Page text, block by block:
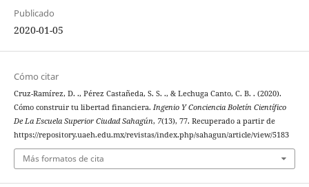
Publicado
2020-01-05
Cómo citar
Cruz-Ramírez, D. ., Pérez Castañeda, S. S. ., & Lechuga Canto, C. B. . (2020).
Cómo construir tu libertad financiera. Ingenio Y Conciencia Boletín Científico
De La Escuela Superior Ciudad Sahagún, 7(13), 77. Recuperado a partir de
https://repository.uaeh.edu.mx/revistas/index.php/sahagun/article/view/5183
Más formatos de cita